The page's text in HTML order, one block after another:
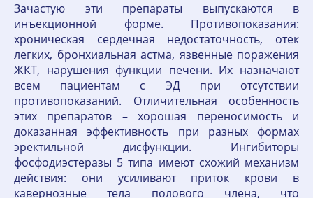
Зачастую эти препараты выпускаются в
инъекционной форме. Противопоказания:
хроническая сердечная недостаточность, отек
легких, бронхиальная астма, язвенные поражения
ЖКТ, нарушения функции печени. Их назначают
всем пациентам с ЭД при отсутствии
противопоказаний. Отличительная особенность
этих препаратов – хорошая переносимость и
доказанная эффективность при разных формах
эректильной дисфункции. Ингибиторы
фосфодиэстеразы 5 типа имеют схожий механизм
действия: они усиливают приток крови в
кавернозные тела полового члена, что